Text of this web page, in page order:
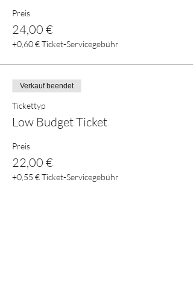
Preis
24,00 €
+0,60 € Ticket-Servicegebühr
Verkauf beendet
Tickettyp
Low Budget Ticket
Preis
22,00 €
+0,55 € Ticket-Servicegebühr